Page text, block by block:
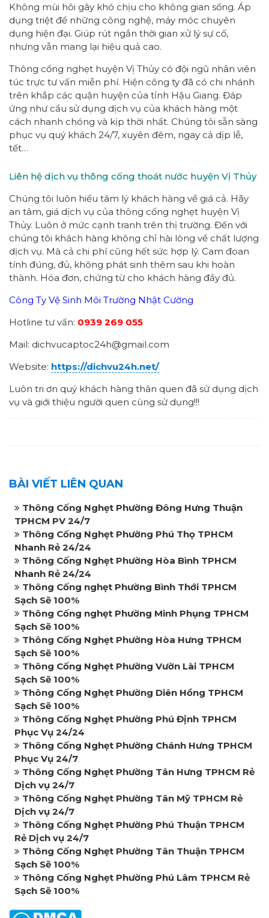
Không mùi hôi gây khó chịu cho không gian sống. Áp
dụng triệt để những công nghệ, máy móc chuyên
dụng hiện đại. Giúp rút ngắn thời gian xử lý sự cố,
nhưng vẫn mang lại hiệu quả cao.
Thông cống nghẹt huyện Vị Thủy có đội ngũ nhân viên
túc trực tư vấn miễn phí. Hiện công ty đã có chi nhánh
trên khắp các quận huyện của tỉnh Hậu Giang. Đáp
ứng như cầu sử dụng dịch vụ của khách hàng một
cách nhanh chóng và kịp thời nhất. Chúng tôi sẵn sàng
phục vụ quý khách 24/7, xuyên đêm, ngay cả dịp lễ,
tết…
Liên hệ dịch vụ thông cống thoát nước huyện Vị Thủy
Chúng tôi luôn hiểu tâm lý khách hàng về giá cả. Hãy
an tâm, giá dịch vụ của thông cống nghẹt huyện Vị
Thủy. Luôn ở mức cạnh tranh trên thị trường. Đến với
chúng tôi khách hàng không chỉ hài lòng về chất lượng
dịch vụ. Mà cả chi phí cũng hết sức hợp lý. Cam đoan
tính đúng, đủ, không phát sinh thêm sau khi hoàn
thành. Hóa đơn, chứng từ cho khách hàng đầy đủ.
Công Ty Vệ Sinh Môi Trường Nhật Cường
Hotline tư vấn: 0939 269 055
Mail: dichvucaptoc24h@gmail.com
Website: https://dichvu24h.net/
Luôn tri ơn quý khách hàng thân quen đã sử dụng dịch
vụ và giới thiệu người quen cùng sử dụng!!!
BÀI VIẾT LIÊN QUAN
Thông Cống Nghẹt Phường Đông Hưng Thuận
TPHCM PV 24/7
Thông Cống Nghẹt Phường Phú Thọ TPHCM
Nhanh Rẻ 24/24
Thông Cống Nghẹt Phường Hòa Bình TPHCM
Nhanh Rẻ 24/24
Thông Cống nghẹt Phường Bình Thới TPHCM
Sạch Sẽ 100%
Thông Cống nghẹt Phường Minh Phụng TPHCM
Sạch Sẽ 100%
Thông Cống Nghẹt Phường Hòa Hưng TPHCM
Sạch Sẽ 100%
Thông Cống Nghẹt Phường Vườn Lài TPHCM
Sạch Sẽ 100%
Thông Cống Nghẹt Phường Diên Hồng TPHCM
Sạch Sẽ 100%
Thông Cống Nghẹt Phường Phú Định TPHCM
Phục Vụ 24/24
Thông Cống Nghẹt Phường Chánh Hưng TPHCM
Phục Vụ 24/7
Thông Cống Nghẹt Phường Tân Hưng TPHCM Rẻ
Dịch vụ 24/7
Thông Cống Nghẹt Phường Tân Mỹ TPHCM Rẻ
Dịch vụ 24/7
Thông Cống Nghẹt Phường Phú Thuận TPHCM
Rẻ Dịch vụ 24/7
Thông Cống Nghẹt Phường Tân Thuận TPHCM
Sạch Sẽ 100%
Thông Cống Nghẹt Phường Phú Lâm TPHCM Rẻ
Sạch Sẽ 100%